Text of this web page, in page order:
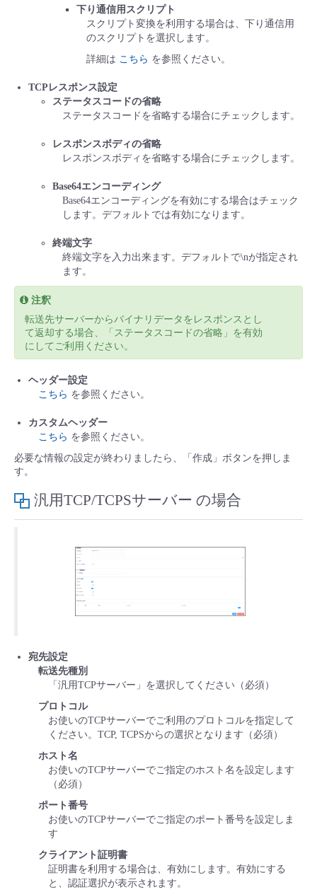
下り通信用スクリプト
スクリプト変換を利用する場合は、下り通信用
のスクリプトを選択します。
詳細は こちら を参照ください。
TCPレスポンス設定
ステータスコードの省略
ステータスコードを省略する場合にチェックします。
レスポンスボディの省略
レスポンスボディを省略する場合にチェックします。
Base64エンコーディング
Base64エンコーディングを有効にする場合はチェック
します。デフォルトでは有効になります。
終端文字
終端文字を入力出来ます。デフォルトで\nが指定され
ます。
注釈
転送先サーバーからバイナリデータをレスポンスとし
て返却する場合、「ステータスコードの省略」を有効
にしてご利用ください。
ヘッダー設定
こちら を参照ください。
カスタムヘッダー
こちら を参照ください。
必要な情報の設定が終わりましたら、「作成」ボタンを押しま
す。
汎用TCP/TCPSサーバー の場合
宛先設定
転送先種別
「汎用TCPサーバー」を選択してください（必須）
プロトコル
お使いのTCPサーバーでご利用のプロトコルを指定して
ください。TCP, TCPSからの選択となります（必須）
ホスト名
お使いのTCPサーバーでご指定のホスト名を設定します
（必須）
ポート番号
お使いのTCPサーバーでご指定のポート番号を設定しま
す
クライアント証明書
証明書を利用する場合は、有効にします。有効にする
と、認証選択が表示されます。